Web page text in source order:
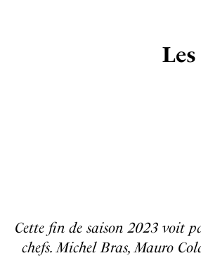
Cette fin de saison 2023 voit
chefs. Michel Bras, Mauro